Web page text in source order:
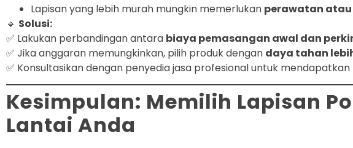
Lapisan yang lebih murah mungkin memerlukan perawatan
🔹 Solusi:
✅ Lakukan perbandingan antara biaya pemasangan awal dan
✅ Jika anggaran memungkinkan, pilih produk dengan daya tahan
✅ Konsultasikan dengan penyedia jasa profesional untuk mendapatkan
Kesimpulan: Memilih Lapisan
Lantai Anda